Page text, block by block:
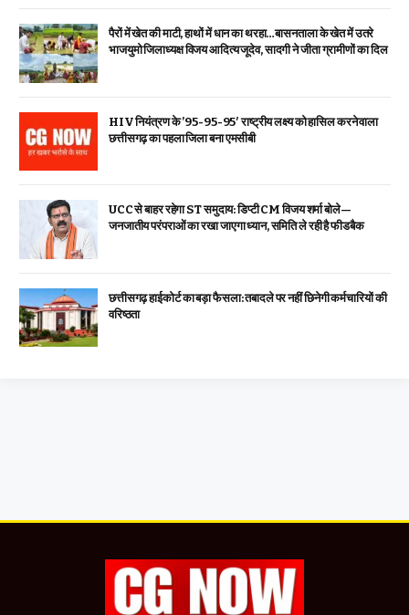
पैरों में खेत की माटी, हाथों में धान का थरहा…बासनताला के खेत में उतरे
भाजयुमो जिलाध्यक्ष विजय आदित्य जूदेव, सादगी ने जीता ग्रामीणों का दिल
HIV नियंत्रण के ’95-95-95′ राष्ट्रीय लक्ष्य को हासिल करने वाला
छत्तीसगढ़ का पहला जिला बना एमसीबी
UCC से बाहर रहेगा ST समुदाय: डिप्टी CM विजय शर्मा बोले—
जनजातीय परंपराओं का रखा जाएगा ध्यान, समिति ले रही है फीडबैक
छत्तीसगढ़ हाईकोर्ट का बड़ा फैसला: तबादले पर नहीं छिनेगी कर्मचारियों की
वरिष्ठता